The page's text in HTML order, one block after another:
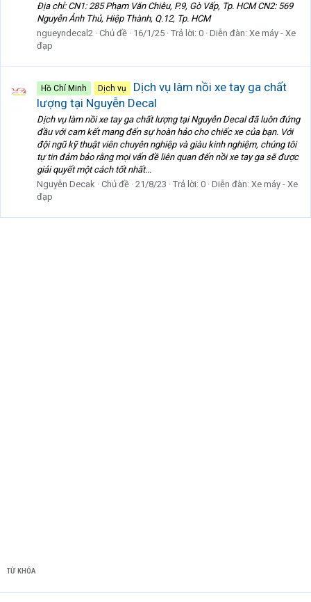
Địa chỉ: CN1: 285 Phạm Văn Chiêu, P.9, Gò Vấp, Tp. HCM CN2: 569
Nguyễn Ảnh Thủ, Hiệp Thành, Q.12, Tp. HCM
ngueyndecal2 Chủ đề 16/1/25 Trả lời: 0 Diễn đàn: Xe máy - Xe
đạp
Hồ Chí Minh Dịch vụ
Dịch vụ làm nồi xe tay ga chất
lượng tại Nguyễn Decal
Dịch vụ làm nồi xe tay ga chất lượng tại Nguyễn Decal đã luôn đứng
đầu với cam kết mang đến sự hoàn hảo cho chiếc xe của bạn. Với
đội ngũ kỹ thuật viên chuyên nghiệp và giàu kinh nghiệm, chúng tôi
tự tin đảm bảo rằng mọi vấn đề liên quan đến nồi xe tay ga sẽ được
giải quyết một cách tốt nhất...
Nguyễn Decak Chủ đề 21/8/23 Trả lời: 0 Diễn đàn: Xe máy - Xe
đạp
TỪ KHÓA